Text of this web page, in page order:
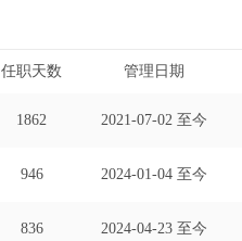
任职天数 管理日期
1862 2021-07-02 至今
946 2024-01-04 至今
836 2024-04-23 至今